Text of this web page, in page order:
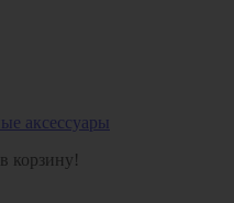
аксессуары
корзину!